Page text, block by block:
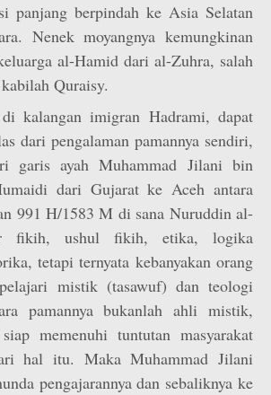
panjang berpindah ke Asia Selatan
Nenek moyangnya kemungkinan
al-Hamid dari al-Zuhra, salah
Quraisy.
kalangan imigran Hadrami, dapat
dari pengalaman pamannya sendiri,
garis ayah Muhammad Jilani bin
dari Gujarat ke Aceh antara
991 H/1583 M di sana Nuruddin al-
fikih, ushul fikih, etika, logika
tetapi ternyata kebanyakan orang
mistik (tasawuf) dan teologi
pamannya bukanlah ahli mistik,
memenuhi tuntutan masyarakat
hal itu. Maka Muhammad Jilani
pengajarannya dan sebaliknya ke